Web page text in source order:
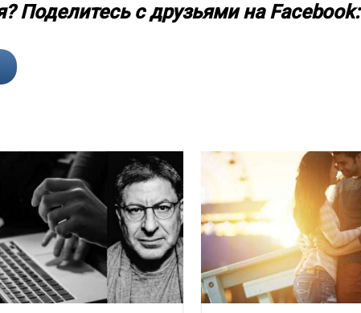
Поделитесь с друзьями на Facebook: